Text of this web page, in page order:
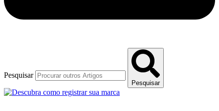
Pesquisar
Pesquisar